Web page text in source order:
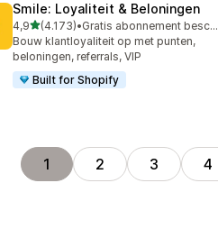
Smile: Loyaliteit & Beloningen
4,9van 5 sterren
(4.173)
4173 recensies in totaal
•
Gratis abonnement beschikbaar
Bouw klantloyaliteit op met punten,
beloningen, referrals, VIP
Built for Shopify
1 2 3 4